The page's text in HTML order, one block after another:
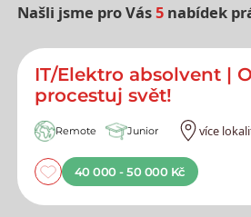
Našli jsme pro Vás5 nabídek
Nejnovější nabídky
IT/Elektro absolvent |
procestuj svět!
Remote Junior více
40 000 - 50 000 Kč